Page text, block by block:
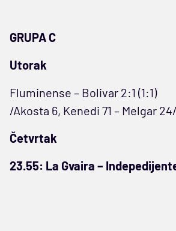
GRUPA C
Utorak
Fluminense – Bolivar 2:1 (1:1)
/Akosta 6, Kenedi 71 – Melgar 24/
Četvrtak
23.55: La Gvaira –